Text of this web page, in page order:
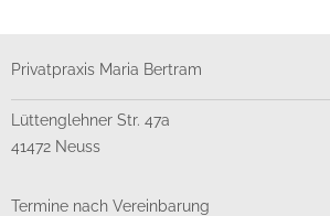
Privatpraxis Maria Bertram
Lüttenglehner Str. 47a
41472 Neuss
Termine nach Vereinbarung